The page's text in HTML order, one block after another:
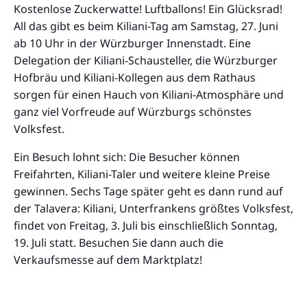
Kostenlose Zuckerwatte! Luftballons! Ein Glücksrad!
All das gibt es beim Kiliani-Tag am Samstag, 27. Juni
ab 10 Uhr in der Würzburger Innenstadt. Eine
Delegation der Kiliani-Schausteller, die Würzburger
Hofbräu und Kiliani-Kollegen aus dem Rathaus
sorgen für einen Hauch von Kiliani-Atmosphäre und
ganz viel Vorfreude auf Würzburgs schönstes
Volksfest.
Ein Besuch lohnt sich: Die Besucher können
Freifahrten, Kiliani-Taler und weitere kleine Preise
gewinnen. Sechs Tage später geht es dann rund auf
der Talavera: Kiliani, Unterfrankens größtes Volksfest,
findet von Freitag, 3. Juli bis einschließlich Sonntag,
19. Juli statt. Besuchen Sie dann auch die
Verkaufsmesse auf dem Marktplatz!